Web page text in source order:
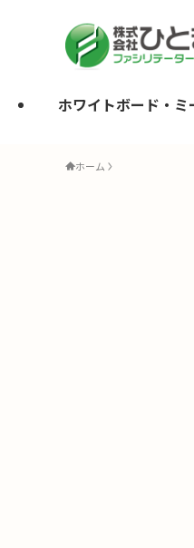
ホワイトボード・
ホーム